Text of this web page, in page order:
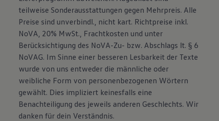
teilweise Sonderausstattungen gegen Mehrpreis. Alle
Preise sind unverbindl., nicht kart. Richtpreise inkl.
NoVA, 20% MwSt., Frachtkosten und unter
Berücksichtigung des NoVA-Zu- bzw. Abschlags lt. § 6
NoVAG. Im Sinne einer besseren Lesbarkeit der Texte
wurde von uns entweder die männliche oder
weibliche Form von personenbezogenen Wörtern
gewählt. Dies impliziert keinesfalls eine
Benachteiligung des jeweils anderen Geschlechts. Wir
danken für dein Verständnis.